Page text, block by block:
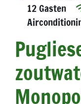
12 Gasten